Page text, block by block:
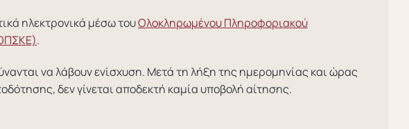
ηλεκτρονικά μέσω τουΟλοκληρωμένου Πληροφοριακού
.
να λάβουν ενίσχυση. Μετά τη λήξη της ημερομηνίας και ώρας
δεν γίνεται αποδεκτή καμία υποβολή αίτησης.